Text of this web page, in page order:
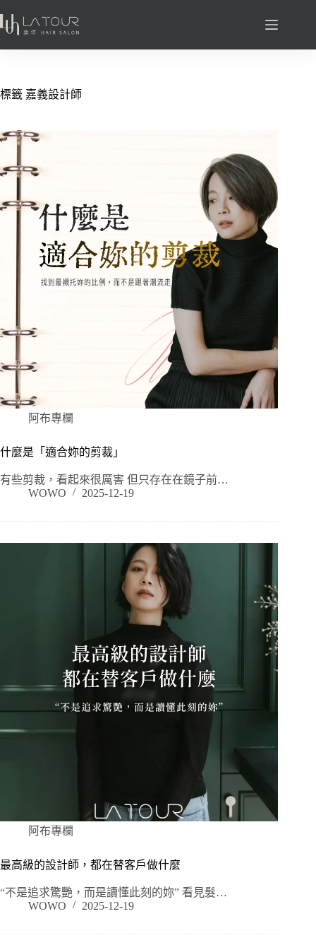
標籤 嘉義設計師
阿布專欄
什麼是「適合妳的剪裁」
有些剪裁，看起來很厲害 但只存在在鏡子前…
WOWO
2025-12-19
阿布專欄
最高級的設計師，都在替客戶做什麼
“不是追求驚艷，而是讀懂此刻的妳” 看見髮…
WOWO
2025-12-19